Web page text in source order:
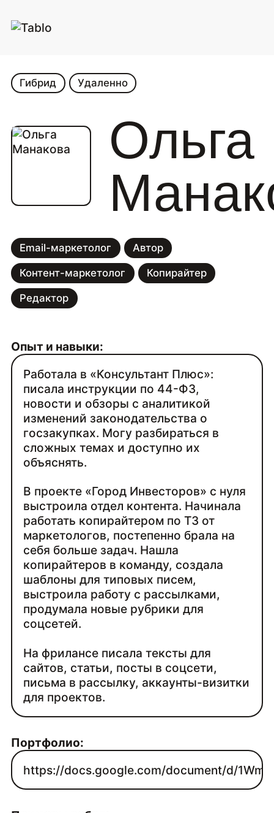
Ольга
Email-маркетолог Автор
Контент-маркетолог Копирайтер
Редактор
Гибрид Удаленно
Опыт и навыки:
Работала в «Консультант Плюс»:
писала инструкции по 44-ФЗ,
новости и обзоры с аналитикой
изменений законодательства о
госзакупках. Могу разбираться в
сложных темах и доступно их
объяснять.
В проекте «Город Инвесторов» с нуля
выстроила отдел контента. Начинала
работать копирайтером по ТЗ от
маркетологов, постепенно брала на
себя больше задач. Нашла
копирайтеров в команду, создала
шаблоны для типовых писем,
выстроила работу с рассылками,
продумала новые рубрики для
соцсетей.
На фрилансе писала тексты для
сайтов, статьи, посты в соцсети,
письма в рассылку, аккаунты-визитки
для проектов.
Портфолио:
https://docs.google.com/document/d/